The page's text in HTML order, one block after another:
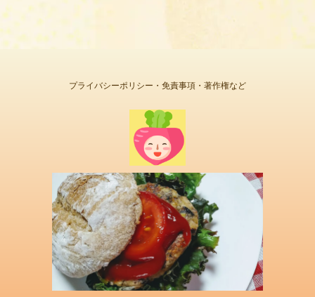
プライバシーポリシー・免責事項・著作権など